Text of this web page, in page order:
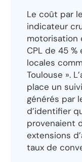
Le coût par
indicateur
motorisation
CPL de 45
locales
Toulouse ».
place un
générés par
d’identifier
provenaient
extensions
taux de